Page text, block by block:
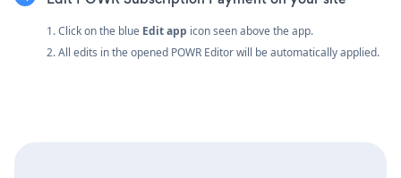
1. Click on the blue Edit app icon seen above the app.
2. All edits in the opened POWR Editor will be automatically applied.